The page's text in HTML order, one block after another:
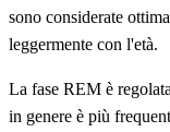
sono considerate
leggermente con l'età.
La fase REM è
in genere è più